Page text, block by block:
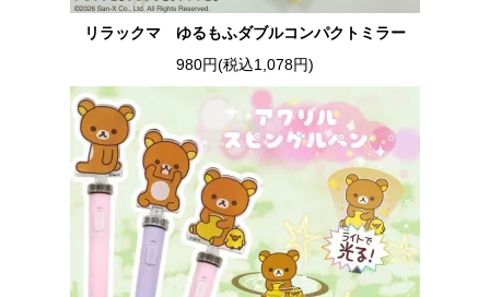
リラックマ ゆるもふダブルコンパクトミラー
980円(税込1,078円)